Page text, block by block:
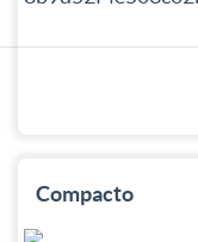
Compacto